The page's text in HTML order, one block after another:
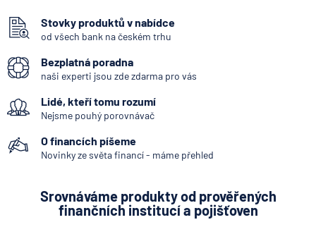
Vkladomat
SEPA Platba
Okamžitá platba
Zpoždění splátky
Pobočka zahraniční banky
Bankovní notifikace
Konstantní symbol
Stovky produktů v nabídce
od všech bank na českém trhu
Bezplatná poradna
naši experti jsou zde zdarma pro vás
Lidé, kteří tomu rozumí
Nejsme pouhý porovnávač
O financích píšeme
Novinky ze světa financí - máme přehled
Srovnáváme produkty od prověřených
finančních institucí a pojišťoven